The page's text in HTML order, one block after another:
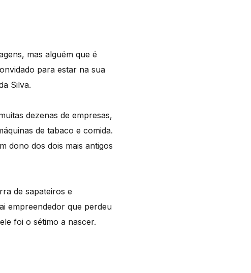
mas alguém que é
para estar na sua
Silva.
dezenas de empresas,
de tabaco e comida.
dono dos dois mais antigos
de sapateiros e
empreendedor que perdeu
foi o sétimo a nascer.